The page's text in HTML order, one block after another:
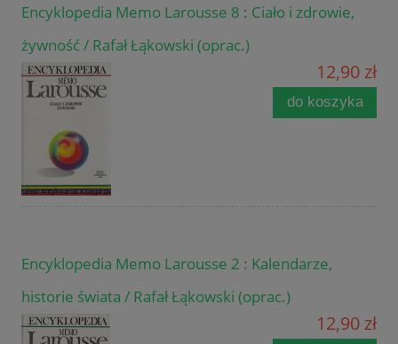
Encyklopedia Memo Larousse 8 : Ciało i zdrowie,
żywność / Rafał Łąkowski (oprac.)
12,90 zł
do koszyka
Encyklopedia Memo Larousse 2 : Kalendarze,
historie świata / Rafał Łąkowski (oprac.)
12,90 zł